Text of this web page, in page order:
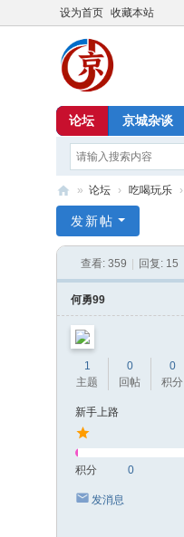
设为首页 收藏本站
论坛 京城杂谈
京
» 论坛 › 吃喝玩乐 ›
发新帖
查看: 359 回复: 15
何勇99
1
主题
0
回帖
0
积分
新手上路
积分 0
发消息